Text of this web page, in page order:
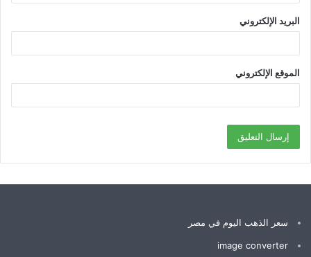
البريد الإلكتروني
الموقع الإلكتروني
سعر الذهب اليوم في مصر
image converter